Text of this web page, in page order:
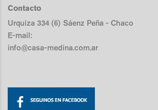
Contacto
Urquiza 334 (6) Sáenz Peña - Chaco
E-mail:
info@casa-medina.com.ar